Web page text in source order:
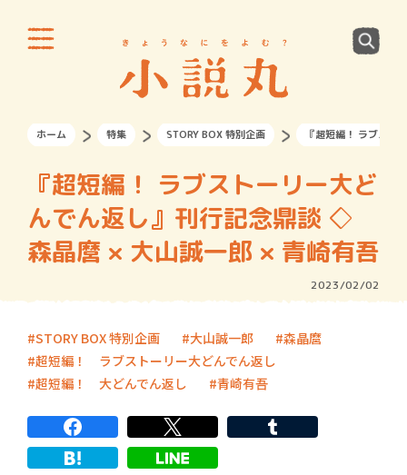
ホーム 特集 STORY BOX 特別企画 『超短編！ ラブスト
『超短編！ ラブストーリー大ど
んでん返し』刊行記念鼎談 ◇
森晶麿 × 大山誠一郎 × 青崎有吾
2023/02/02
STORY BOX 特別企画 大山誠一郎
森晶麿
超短編！ ラブストーリー大どんでん返し
超短編！ 大どんでん返し
青崎有吾